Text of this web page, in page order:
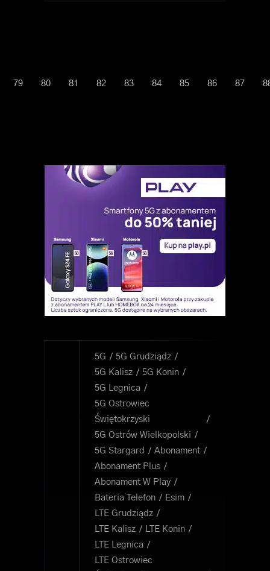
79 80 81 82 83 84 85 86 87
5G
5G Grudziądz
5G Kalisz
5G Konin
5G Legnica
5G Ostrowiec
Świętokrzyski
5G Ostrów Wielkopolski
5G Stargard
Abonament
Abonament Plus
Abonament W Play
Bateria Telefon
Esim
LTE Grudziądz
LTE Kalisz
LTE Konin
LTE Legnica
LTE Ostrowiec